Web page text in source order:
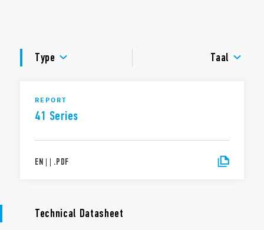
GOEDKEURINGEN
Type
Taal
REPORT
41 Series
EN | | .PDF
Technical Datasheet